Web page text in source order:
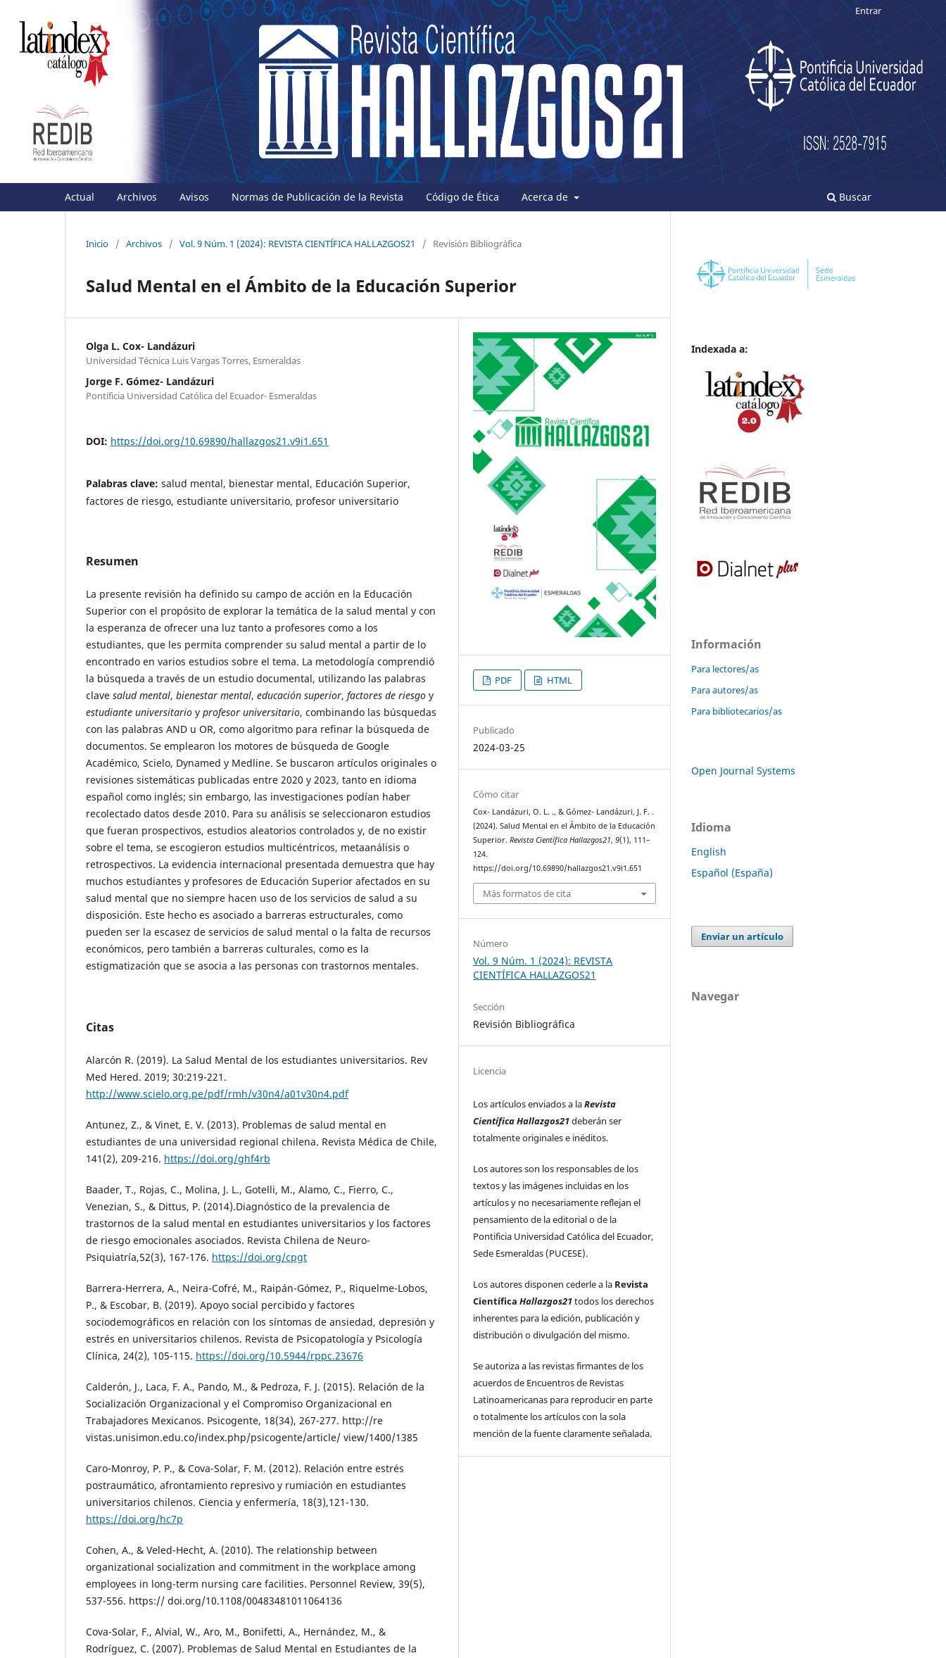
Actual Archivos Avisos Normas de Publicación de la Revista Código de Ética Acerca de Buscar
Entrar
Inicio / Archivos / Vol. 9 Núm. 1 (2024): REVISTA CIENTÍFICA HALLAZGOS21 / Revisión Bibliográfica
Salud Mental en el Ámbito de la Educación Superior
Olga L. Cox- Landázuri
Universidad Técnica Luis Vargas Torres, Esmeraldas
Jorge F. Gómez- Landázuri
Pontificia Universidad Católica del Ecuador- Esmeraldas
DOI: https://doi.org/10.69890/hallazgos21.v9i1.651
Palabras clave: salud mental, bienestar mental, Educación Superior,
factores de riesgo, estudiante universitario, profesor universitario
Resumen
La presente revisión ha definido su campo de acción en la Educación
Superior con el propósito de explorar la temática de la salud mental y con
la esperanza de ofrecer una luz tanto a profesores como a los
estudiantes, que les permita comprender su salud mental a partir de lo
encontrado en varios estudios sobre el tema. La metodología comprendió
la búsqueda a través de un estudio documental, utilizando las palabras
clave salud mental, bienestar mental, educación superior, factores de riesgo y
estudiante universitario y profesor universitario, combinando las búsquedas
con las palabras AND u OR, como algoritmo para refinar la búsqueda de
documentos. Se emplearon los motores de búsqueda de Google
Académico, Scielo, Dynamed y Medline. Se buscaron artículos originales o
revisiones sistemáticas publicadas entre 2020 y 2023, tanto en idioma
español como inglés; sin embargo, las investigaciones podían haber
recolectado datos desde 2010. Para su análisis se seleccionaron estudios
que fueran prospectivos, estudios aleatorios controlados y, de no existir
sobre el tema, se escogieron estudios multicéntricos, metaanálisis o
retrospectivos. La evidencia internacional presentada demuestra que hay
muchos estudiantes y profesores de Educación Superior afectados en su
salud mental que no siempre hacen uso de los servicios de salud a su
disposición. Este hecho es asociado a barreras estructurales, como
pueden ser la escasez de servicios de salud mental o la falta de recursos
económicos, pero también a barreras culturales, como es la
estigmatización que se asocia a las personas con trastornos mentales.
Citas
Alarcón R. (2019). La Salud Mental de los estudiantes universitarios. Rev
Med Hered. 2019; 30:219-221.
http://www.scielo.org.pe/pdf/rmh/v30n4/a01v30n4.pdf
Antunez, Z., & Vinet, E. V. (2013). Problemas de salud mental en
estudiantes de una universidad regional chilena. Revista Médica de Chile,
141(2), 209-216. https://doi.org/ghf4rb
Baader, T., Rojas, C., Molina, J. L., Gotelli, M., Alamo, C., Fierro, C.,
Venezian, S., & Dittus, P. (2014).Diagnóstico de la prevalencia de
trastornos de la salud mental en estudiantes universitarios y los factores
de riesgo emocionales asociados. Revista Chilena de Neuro-
Psiquiatría,52(3), 167-176. https://doi.org/cpgt
Barrera-Herrera, A., Neira-Cofré, M., Raipán-Gómez, P., Riquelme-Lobos,
P., & Escobar, B. (2019). Apoyo social percibido y factores
sociodemográficos en relación con los síntomas de ansiedad, depresión y
estrés en universitarios chilenos. Revista de Psicopatología y Psicología
Clínica, 24(2), 105-115. https://doi.org/10.5944/rppc.23676
Calderón, J., Laca, F. A., Pando, M., & Pedroza, F. J. (2015). Relación de la
Socialización Organizacional y el Compromiso Organizacional en
Trabajadores Mexicanos. Psicogente, 18(34), 267-277. http://re
vistas.unisimon.edu.co/index.php/psicogente/article/ view/1400/1385
Caro-Monroy, P. P., & Cova-Solar, F. M. (2012). Relación entre estrés
postraumático, afrontamiento represivo y rumiación en estudiantes
universitarios chilenos. Ciencia y enfermería, 18(3),121-130.
https://doi.org/hc7p
Cohen, A., & Veled-Hecht, A. (2010). The relationship between
organizational socialization and commitment in the workplace among
employees in long-term nursing care facilities. Personnel Review, 39(5),
537-556. https:// doi.org/10.1108/00483481011064136
Cova-Solar, F., Alvial, W., Aro, M., Bonifetti, A., Hernández, M., &
Rodríguez, C. (2007). Problemas de Salud Mental en Estudiantes de la
PDF HTML
Publicado
2024-03-25
Cómo citar
Cox- Landázuri, O. L. ., & Gómez- Landázuri, J. F. .
(2024). Salud Mental en el Ámbito de la Educación
Superior.Revista Científica Hallazgos21,9(1), 111–
124.
https://doi.org/10.69890/hallazgos21.v9i1.651
Más formatos de cita
Número
Vol. 9 Núm. 1 (2024): REVISTA
CIENTÍFICA HALLAZGOS21
Sección
Revisión Bibliográfica
Licencia
Los artículos enviados a laRevista
Científica Hallazgos21deberán ser
totalmente originales e inéditos.
Los autores son los responsables de los
textos y las imágenes incluidas en los
artículos y no necesariamente reflejan el
pensamiento de la editorial o de la
Pontificia Universidad Católica del Ecuador,
Sede Esmeraldas (PUCESE).
Los autores disponen cederle a la Revista
CientíficaHallazgos21todos los derechos
inherentes para la edición, publicación y
distribución o divulgación del mismo.
Se autoriza a las revistas firmantes de los
acuerdos de Encuentros de Revistas
Latinoamericanas para reproducir en parte
o totalmente los artículos con la sola
mención de la fuente claramente señalada.
Indexada a:
Información
Para lectores/as
Para autores/as
Para bibliotecarios/as
Open Journal Systems
Idioma
English
Español (España)
Enviar un artículo
Navegar